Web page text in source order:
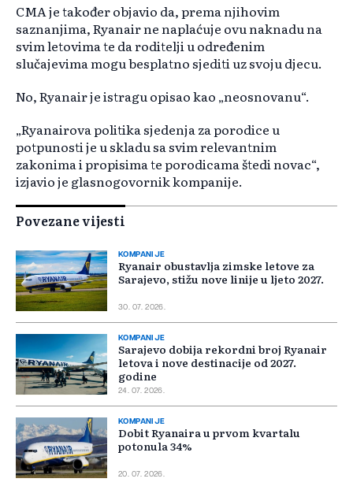
CMA je također objavio da, prema njihovim
saznanjima, Ryanair ne naplaćuje ovu naknadu na
svim letovima te da roditelji u određenim
slučajevima mogu besplatno sjediti uz svoju djecu.
No, Ryanair je istragu opisao kao „neosnovanu“.
„Ryanairova politika sjedenja za porodice u
potpunosti je u skladu sa svim relevantnim
zakonima i propisima te porodicama štedi novac“,
izjavio je glasnogovornik kompanije.
Povezane vijesti
KOMPANIJE
Ryanair obustavlja zimske letove za
Sarajevo, stižu nove linije u ljeto 2027.
30. 07. 2026.
KOMPANIJE
Sarajevo dobija rekordni broj Ryanair
letova i nove destinacije od 2027.
godine
24. 07. 2026.
KOMPANIJE
Dobit Ryanaira u prvom kvartalu
potonula 34%
20. 07. 2026.